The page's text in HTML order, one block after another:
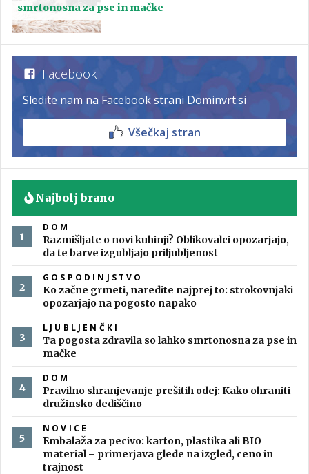
smrtonosna za pse in mačke
Facebook
Sledite nam na Facebook strani Dominvrt.si
Všečkaj stran
Najbolj brano
DOM
Razmišljate o novi kuhinji? Oblikovalci opozarjajo,
da te barve izgubljajo priljubljenost
GOSPODINJSTVO
Ko začne grmeti, naredite najprej to: strokovnjaki
opozarjajo na pogosto napako
LJUBLJENČKI
Ta pogosta zdravila so lahko smrtonosna za pse in
mačke
DOM
Pravilno shranjevanje prešitih odej: Kako ohraniti
družinsko dediščino
NOVICE
Embalaža za pecivo: karton, plastika ali BIO
material – primerjava glede na izgled, ceno in
trajnost